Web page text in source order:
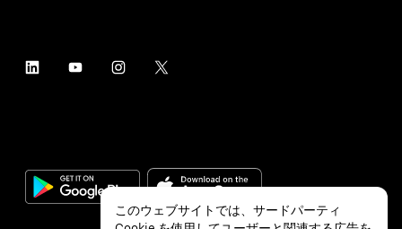
このウェブサイトでは、サードパーティ